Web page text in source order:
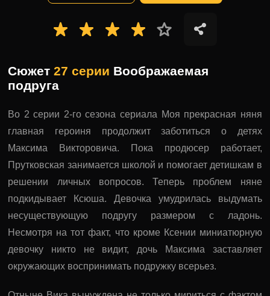
Сюжет 27 серии Воображаемая
подруга
Во 2 серии 2-го сезона сериала Моя прекрасная няня
главная героиня продолжит заботиться о детях
Максима Викторовича. Пока продюсер работает,
Прутковская занимается школой и помогает детишкам в
решении личных вопросов. Теперь проблем няне
подкидывает Ксюша. Девочка умудрилась выдумать
несуществующую подругу размером с ладонь.
Несмотря на тот факт, что кроме Ксении миниатюрную
девочку никто не видит, дочь Максима заставляет
окружающих воспринимать подружку всерьез.